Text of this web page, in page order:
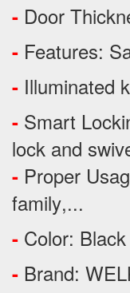
- Door
- Features:
- Illuminated
- Smart
lock and
- Proper
family,...
- Color: Black
- Brand: